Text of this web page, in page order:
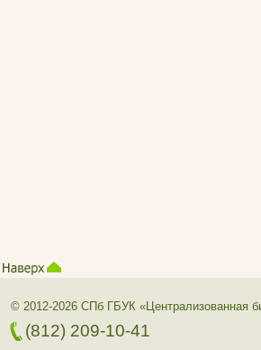
© 2012-2026 СПб ГБУК «Централизованная
(812) 209-10-41